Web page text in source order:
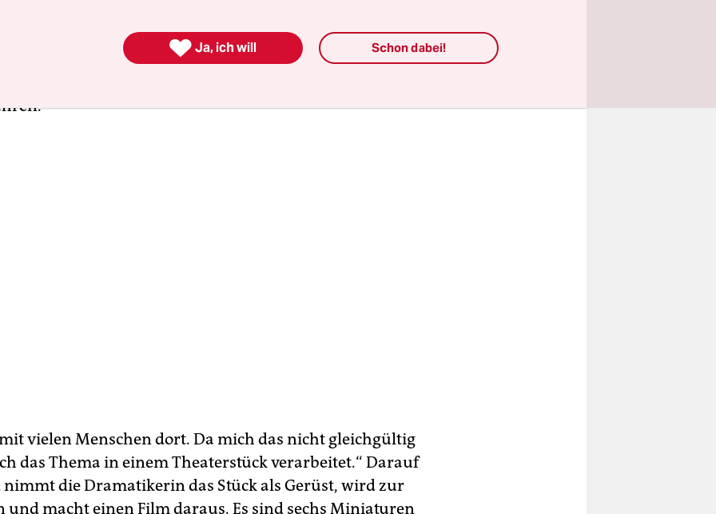
hattest. Was bedeutet es im Krieg zu sein? Was bedeutet es,
umzubringen? Bald konnte ich die Stereotypen über den
vielen Menschen dort. Da mich das nicht gleichgültig
das Thema in einem Theaterstück verarbeitet.“ Darauf
die Dramatikerin das Stück als Gerüst, wird zur
und macht einen Film daraus. Es sind sechs Miniaturen
 Ja, ich will Schon dabei!